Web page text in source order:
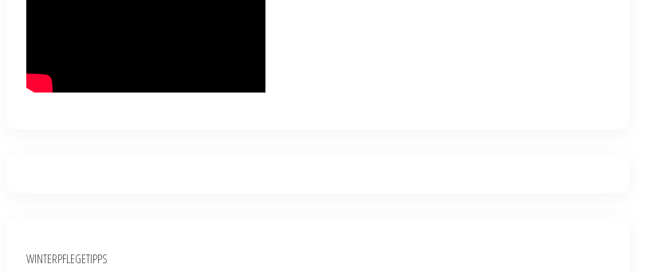
WINTERPFLEGETIPPS